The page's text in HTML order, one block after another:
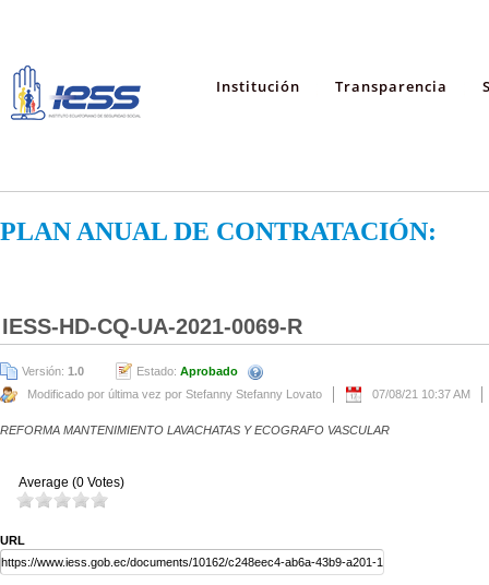
Institución Transparencia
PLAN ANUAL DE CONTRATACIÓN:
IESS-HD-CQ-UA-2021-0069-R
Versión: 1.0 Estado: Aprobado
Modificado por última vez por Stefanny Stefanny Lovato
07/08/21 10:37 AM
REFORMA MANTENIMIENTO LAVACHATAS Y ECOGRAFO VASCULAR
Average (0 Votes)
URL